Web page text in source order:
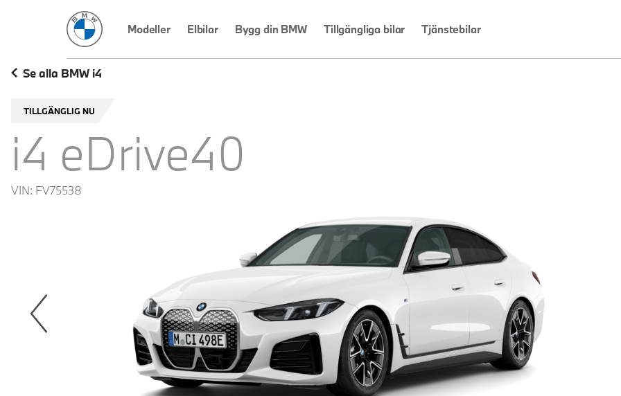
BMW Sverige
Modeller Elbilar Bygg din BMW Tillgängliga bilar Tjänstebilar
Se alla BMW i4
TILLGÄNGLIG NU
i4 eDrive40
VIN: FV75538